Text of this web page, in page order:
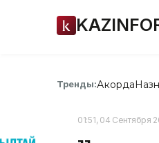
Тренды:Акорда
01:51, 04 Сентября